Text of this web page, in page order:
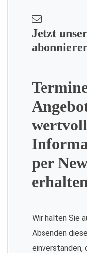
Jetzt
per
Wir halten Sie
Absenden
einverstanden,